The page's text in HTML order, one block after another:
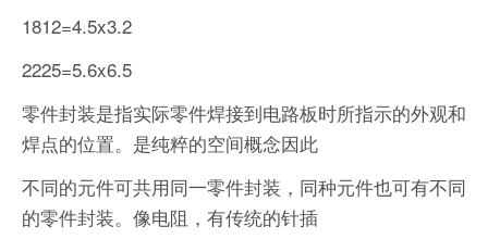
1812=4.5x3.2
2225=5.6x6.5
零件封装是指实际零件焊接到电路板时所指示的外观和
焊点的位置。是纯粹的空间概念因此
不同的元件可共用同一零件封装，同种元件也可有不同
的零件封装。像电阻，有传统的针插